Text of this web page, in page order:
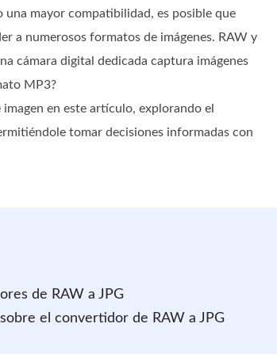
una mayor compatibilidad, es posible que
a numerosos formatos de imágenes. RAW y
cámara digital dedicada captura imágenes
MP3?
en este artículo, explorando el
tomar decisiones informadas con
de RAW a JPG
el convertidor de RAW a JPG